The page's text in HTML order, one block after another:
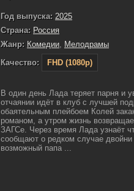
Год выпуска: 2025
Страна: Россия
Жанр: Комедии Мелодрамы
Качество:
FHD (1080p)
В один день Лада теряет парня и
отчаянии идёт в клуб с лучшей
обаятельным плейбоем Колей
романом, а утром жизнь
ЗАГСе. Через время Лада узнаёт
сообщают о редком случае двойни
возможный папа ...